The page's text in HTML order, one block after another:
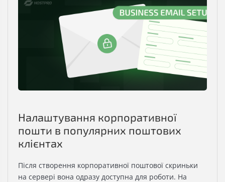
Налаштування корпоративної
пошти в популярних поштових
клієнтах
Після створення корпоративної поштової скриньки
на сервері вона одразу доступна для роботи. На